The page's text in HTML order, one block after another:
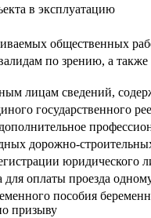
в эксплуатацию
общественных
по зрению, а
лицам сведений,
государственного
дорожно-
юридического
оплаты проезда
пособия
призыву